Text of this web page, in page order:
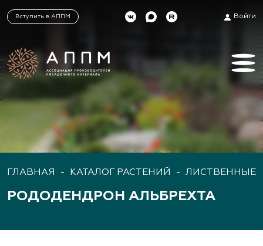
Вступить в АППМ Войти
ГЛАВНАЯ - КАТАЛОГ РАСТЕНИЙ - ЛИСТВЕННЫЕ
РОДОДЕНДРОН АЛЬБРЕХТА